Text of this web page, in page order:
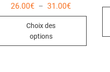
5.00
26.00€ – 31.00€Plage
Choix des
options
Ce